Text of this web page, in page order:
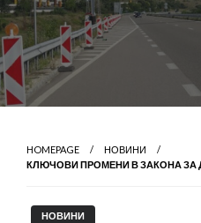
HOMEPAGE
НОВИНИ
КЛЮЧОВИ ПРОМЕНИ В ЗАКОНА
НОВИНИ